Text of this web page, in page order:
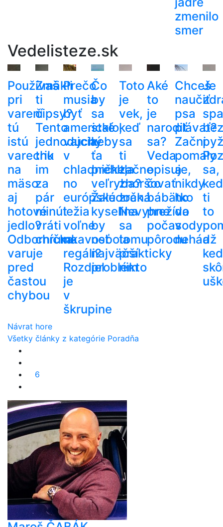
zmenilo
smer
Vedelisteze.sk
Používaš
pri
varení
tú
istú
varechu
na
mäso
aj
hotové
jedlo?
Odborníčka
varuje
pred
častou
chybou
Zmäkli
ti
čipsy?
Tento
jednoduchý
trik
im
za
pár
minút
vráti
chrumkavosť
Prečo
musia
byť
americké
vajcia
v
chladničke,
no
európske
ležia
voľne
na
regáli?
Rozdiel
je
v
škrupine
Čo
by
sa
stalo,
keby
ťa
prehltla
veľryba?
Žalúdočná
kyselina
by
nebola
najväčší
problém
Toto
je
vek,
keď
sa
ti
začne
zhoršovať
zrak.
Nevyhne
sa
tomu
prakticky
nikto
Aké
to
je
narodiť
sa?
Veda
opisuje,
čo
bábätko
prežíva
počas
pôrodu
Chceš
naučiť
psa
plávať?
Začni
pomaly
a
nikdy
ho
do
vody
nehádž
Je
bez
sa,
ti
to
a
Návrat hore
Všetky články z kategórie Poradňa
6